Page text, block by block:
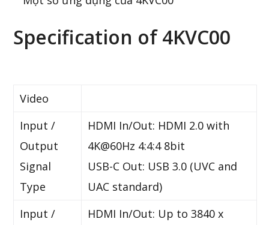
Specification of 4KVC00
Video
Input /
Output
Signal
Type
HDMI In/Out: HDMI 2.0 with
4K@60Hz 4:4:4 8bit
USB-C Out: USB 3.0 (UVC and
UAC standard)
Input /
HDMI In/Out: Up to 3840 x